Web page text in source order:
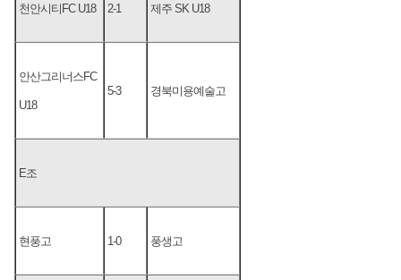
천안시티FC U18 2-1 제주 SK U18
안산그리너스FC
U18
5-3 경북미용예술고
E조
현풍고 1-0 풍생고